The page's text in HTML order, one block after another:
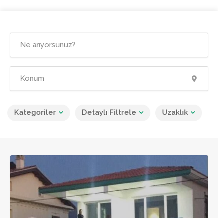
Kategoriler Detaylı Filtrele Uzaklık